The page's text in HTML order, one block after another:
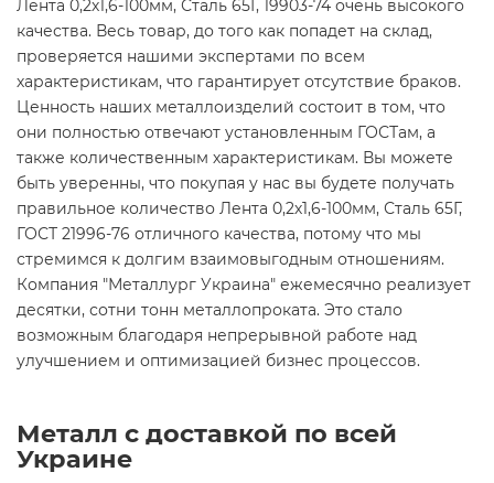
Лента 0,2х1,6-100мм, Сталь 65Г, 19903-74 очень высокого
качества. Весь товар, до того как попадет на склад,
проверяется нашими экспертами по всем
характеристикам, что гарантирует отсутствие браков.
Ценность наших металлоизделий состоит в том, что
они полностью отвечают установленным ГОСТам, а
также количественным характеристикам. Вы можете
быть уверенны, что покупая у нас вы будете получать
правильное количество Лента 0,2х1,6-100мм, Сталь 65Г,
ГОСТ 21996-76 отличного качества, потому что мы
стремимся к долгим взаимовыгодным отношениям.
Компания "Металлург Украина" ежемесячно реализует
десятки, сотни тонн металлопроката. Это стало
возможным благодаря непрерывной работе над
улучшением и оптимизацией бизнес процессов.
Металл с доставкой по всей
Украине